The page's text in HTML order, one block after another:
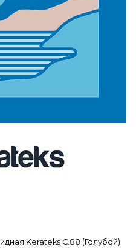
Kerateks C.88 (Голубой)